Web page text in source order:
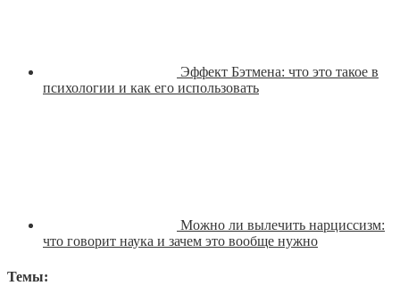
Эффект Бэтмена: что это такое в
психологии и как его использовать
Можно ли вылечить нарциссизм:
что говорит наука и зачем это вообще нужно
Темы: